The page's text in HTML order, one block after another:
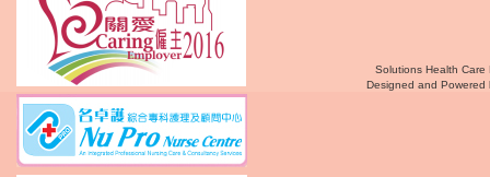
Solutions Health Care
Designed and